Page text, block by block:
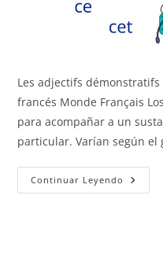
Les adjectifs
francés Monde Français
para acompañar a un
particular. Varían según el
Continuar Leyendo Los